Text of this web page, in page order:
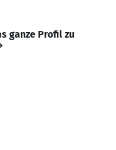
ganze Profil zu